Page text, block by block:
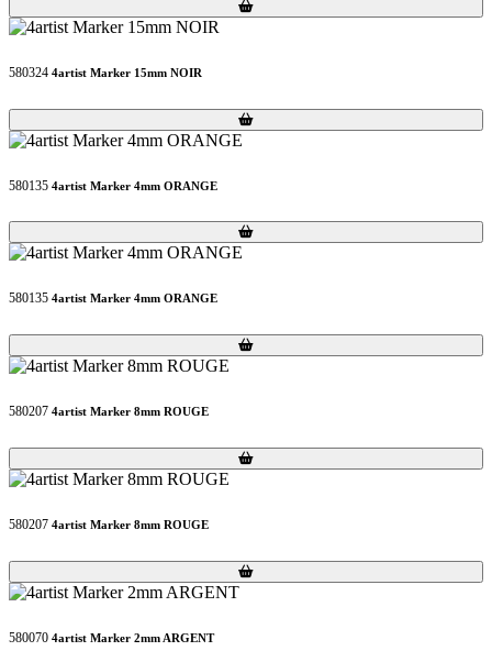
580324 4artist Marker 15mm NOIR
Loading...
Loading...
580135 4artist Marker 4mm ORANGE
Loading...
Loading...
580135 4artist Marker 4mm ORANGE
Loading...
Loading...
580207 4artist Marker 8mm ROUGE
Loading...
Loading...
580207 4artist Marker 8mm ROUGE
Loading...
Loading...
580070 4artist Marker 2mm ARGENT